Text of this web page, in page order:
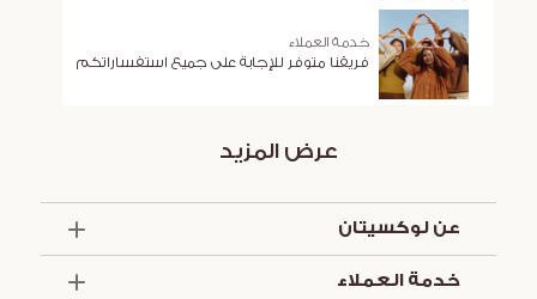
خدمة العملاء
فريقنا متوفر للإجابة على جميع استفساراتكم
عرض المزيد
عن لوكسيتان
خدمة العملاء